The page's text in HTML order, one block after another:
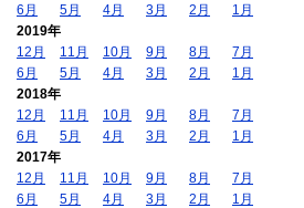
6月
5月 4月 3月 2月
1月
2019年
12月
11月 10月 9月 8月
7月
6月
5月 4月 3月 2月
1月
2018年
12月
11月 10月 9月 8月
7月
6月
5月 4月 3月 2月
1月
2017年
12月
11月 10月 9月 8月
7月
6月
5月 4月 3月 2月
1月